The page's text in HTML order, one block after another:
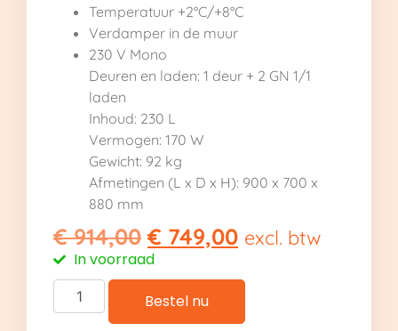
Temperatuur +2°C/+8°C
Verdamper in de muur
230 V Mono
Deuren en laden: 1 deur + 2 GN 1/1
laden
Inhoud: 230 L
Vermogen: 170 W
Gewicht: 92 kg
Afmetingen (L x D x H): 900 x 700 x
880 mm
€914,00 € 749,00 excl. btw
In voorraad
Bestel nu